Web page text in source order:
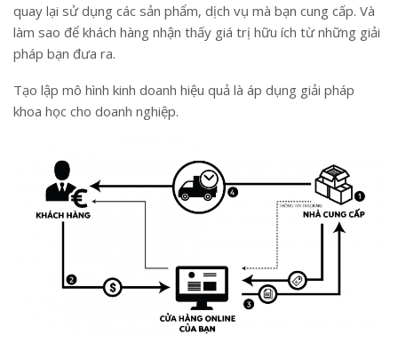
quay lại sử dụng các sản phẩm, dịch vụ mà bạn cung cấp. Và
làm sao để khách hàng nhận thấy giá trị hữu ích từ những giải
pháp bạn đưa ra.
Tạo lập mô hình kinh doanh hiệu quả là áp dụng giải pháp
khoa học cho doanh nghiệp.